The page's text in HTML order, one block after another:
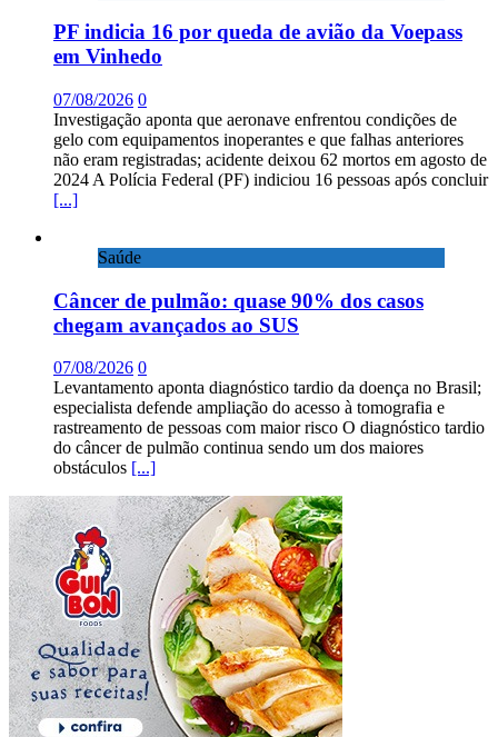
PF indicia 16 por queda de avião da Voepass
em Vinhedo
07/08/2026 0
Investigação aponta que aeronave enfrentou condições de
gelo com equipamentos inoperantes e que falhas anteriores
não eram registradas; acidente deixou 62 mortos em agosto de
2024 A Polícia Federal (PF) indiciou 16 pessoas após concluir
[...]
Saúde
Câncer de pulmão: quase 90% dos casos
chegam avançados ao SUS
07/08/2026 0
Levantamento aponta diagnóstico tardio da doença no Brasil;
especialista defende ampliação do acesso à tomografia e
rastreamento de pessoas com maior risco O diagnóstico tardio
do câncer de pulmão continua sendo um dos maiores
obstáculos [...]